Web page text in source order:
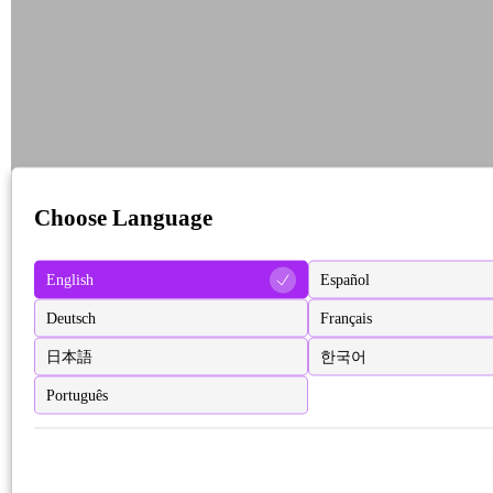
Choose Language
English Español
Deutsch Français
日本語 한국어
Português